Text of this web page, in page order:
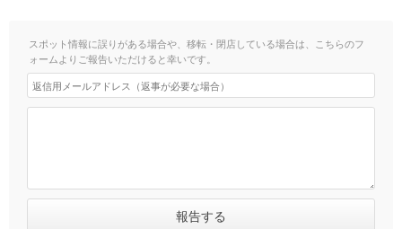
スポット情報に誤りがある場合や、移転・閉店している場合は、こちらのフ
ォームよりご報告いただけると幸いです。